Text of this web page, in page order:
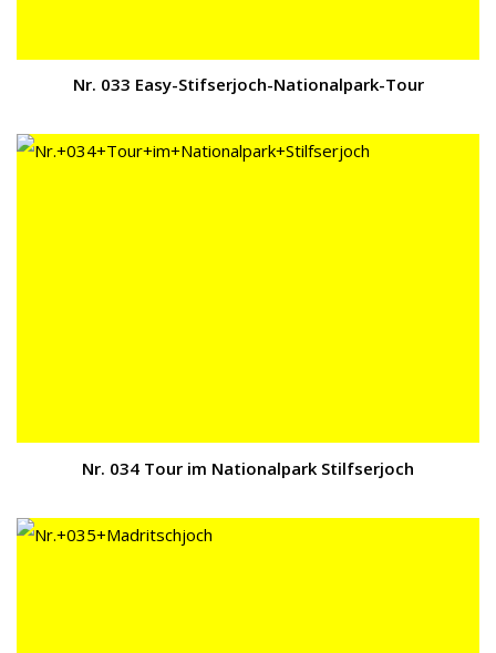
Nr. 033 Easy-Stifserjoch-Nationalpark-Tour
Nr. 034 Tour im Nationalpark Stilfserjoch